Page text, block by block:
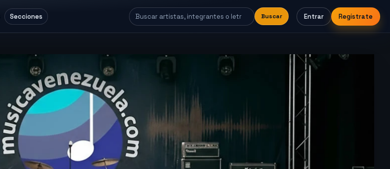
Secciones Buscar Entrar Regístrate